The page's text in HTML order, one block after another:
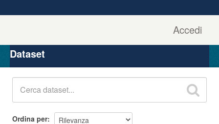
Accedi
Organizzazioni
Gruppi
Dataset
Ordina per